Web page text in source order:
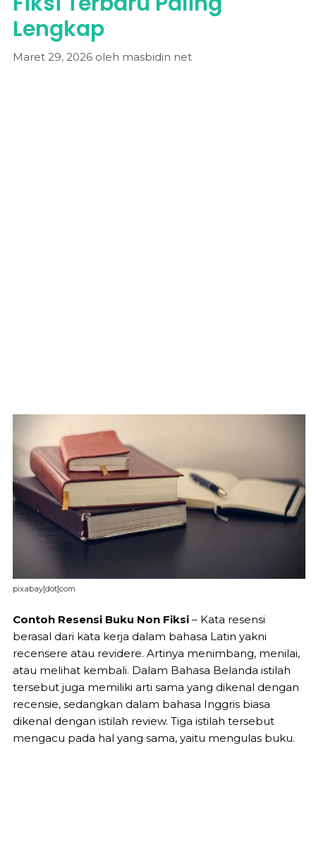
Lengkap
Maret 29, 2026 oleh masbidin net
pixabay[dot]com
Contoh Resensi Buku Non Fiksi – Kata resensi
berasal dari kata kerja dalam bahasa Latin yakni
recensere atau revidere. Artinya menimbang, menilai,
atau melihat kembali. Dalam Bahasa Belanda istilah
tersebut juga memiliki arti sama yang dikenal dengan
recensie, sedangkan dalam bahasa Inggris biasa
dikenal dengan istilah review. Tiga istilah tersebut
mengacu pada hal yang sama, yaitu mengulas buku.